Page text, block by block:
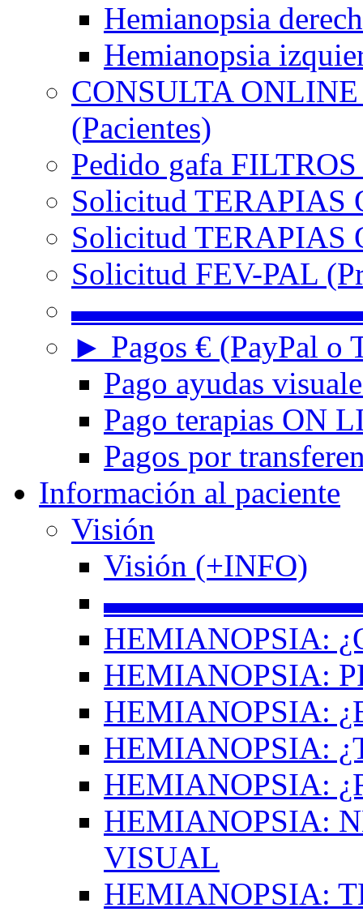
Hemianopsia
Hemianopsia
CONSULTA
(Pacientes)
Pedido gafa
Solicitud TERAPIAS
Solicitud TERAPIAS
Solicitud FEV-PAL
► Pagos € (PayPal o
Pago ayudas
Pago terapias ON
Pagos por
Información al paciente
Visión
Visión (+INFO)
HEMIANOPSIA:
HEMIANOPSIA:
HEMIANOPSIA:
HEMIANOPSIA:
HEMIANOPSIA:
HEMIANOPSIA:
VISUAL
HEMIANOPSIA: